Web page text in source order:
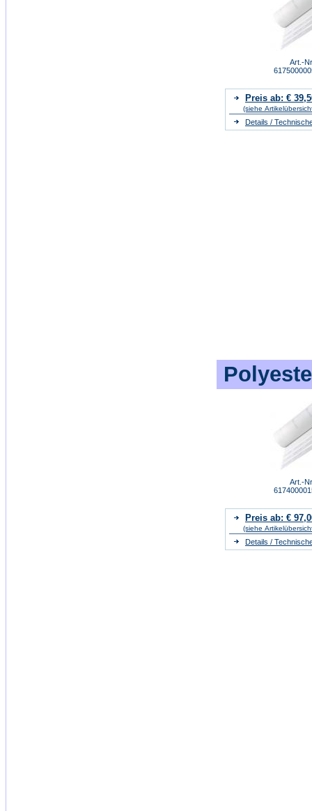
Art.-
Preis ab: €
(siehe
Details /
Art.-
Preis ab: €
(siehe
Details /